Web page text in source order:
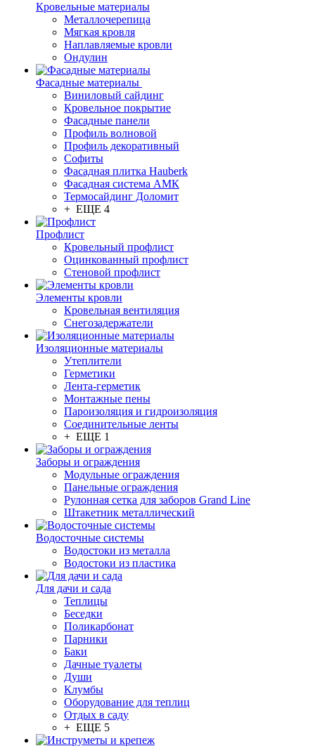
Кровельные материалы
Металлочерепица
Мягкая кровля
Наплавляемые кровли
Ондулин
Фасадные материалы
Виниловый сайдинг
Кровельное покрытие
Фасадные панели
Профиль волновой
Профиль декоративный
Софиты
Фасадная плитка Hauberk
Фасадная система АМК
Термосайдинг Доломит
+ ЕЩЕ 4
Профлист
Кровельный профлист
Оцинкованный профлист
Стеновой профлист
Элементы кровли
Кровельная вентиляция
Снегозадержатели
Изоляционные материалы
Утеплители
Герметики
Лента-герметик
Монтажные пены
Пароизоляция и гидроизоляция
Соединительные ленты
+ ЕЩЕ 1
Заборы и ограждения
Модульные ограждения
Панельные ограждения
Рулонная сетка для заборов Grand Line
Штакетник металлический
Водосточные системы
Водостоки из металла
Водостоки из пластика
Для дачи и сада
Теплицы
Беседки
Поликарбонат
Парники
Баки
Дачные туалеты
Души
Клумбы
Оборудование для теплиц
Отдых в саду
+ ЕЩЕ 5